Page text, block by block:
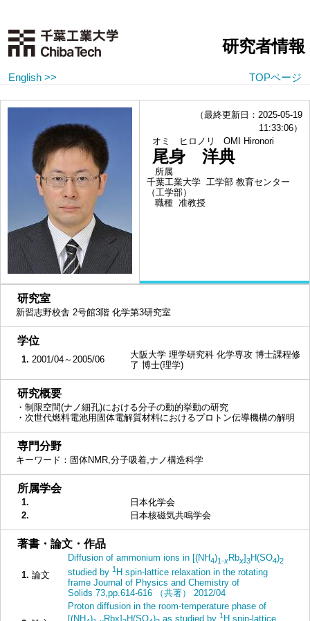
研究者情報
English >> TOPページ
（最終更新日：2025-05-19
11:33:06）
オミ ヒロノリ
OMI Hironori
尾身 洋典
所属
千葉工業大学 工学部 教育センター
（工学部）
職種 准教授
研究室
新習志野校舎 2号館3階 化学第3研究室
学位
1. 2001/04～2005/06
大阪大学 理学研究科 化学専攻 博士課程修
了 博士(理学)
研究概要
・制限空間(ナノ細孔)における分子の動的挙動の研究
・次世代燃料電池用固体電解質材料におけるプロトン伝導機構の解明
専門分野
キーワード：固体NMR,分子吸着,ナノ構造科学
所属学会
1.
日本化学会
2.
日本核磁気共鳴学会
著書・論文・作品
1. 論文
Diffusion of ammonium ions in [(NH4)1-xRbx]3H(SO4)2
studied by 1 H spin-lattice relaxation in the rotating
frame Journal of Physics and Chemistry of
Solids 73,pp.614-616 （共著） 2012/04
Proton diffusion in the room-temperature phase of
[(NH ) Rbx] H(SO ) as studied by 1 H spin-lattice